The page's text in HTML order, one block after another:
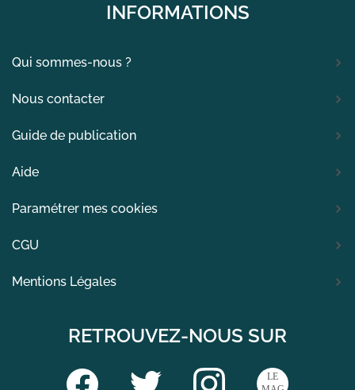
INFORMATIONS
Qui sommes-nous ?
Nous contacter
Guide de publication
Aide
Paramétrer mes cookies
CGU
Mentions Légales
RETROUVEZ-NOUS SUR